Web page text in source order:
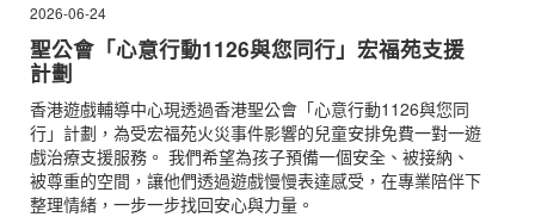
2026-06-24
聖公會「心意行動1126與您同行」宏福苑支援
計劃
香港遊戲輔導中心現透過香港聖公會「心意行動1126與您同
行」計劃，為受宏福苑火災事件影響的兒童安排免費一對一遊
戲治療支援服務。 我們希望為孩子預備一個安全、被接納、
被尊重的空間，讓他們透過遊戲慢慢表達感受，在專業陪伴下
整理情緒，一步一步找回安心與力量。